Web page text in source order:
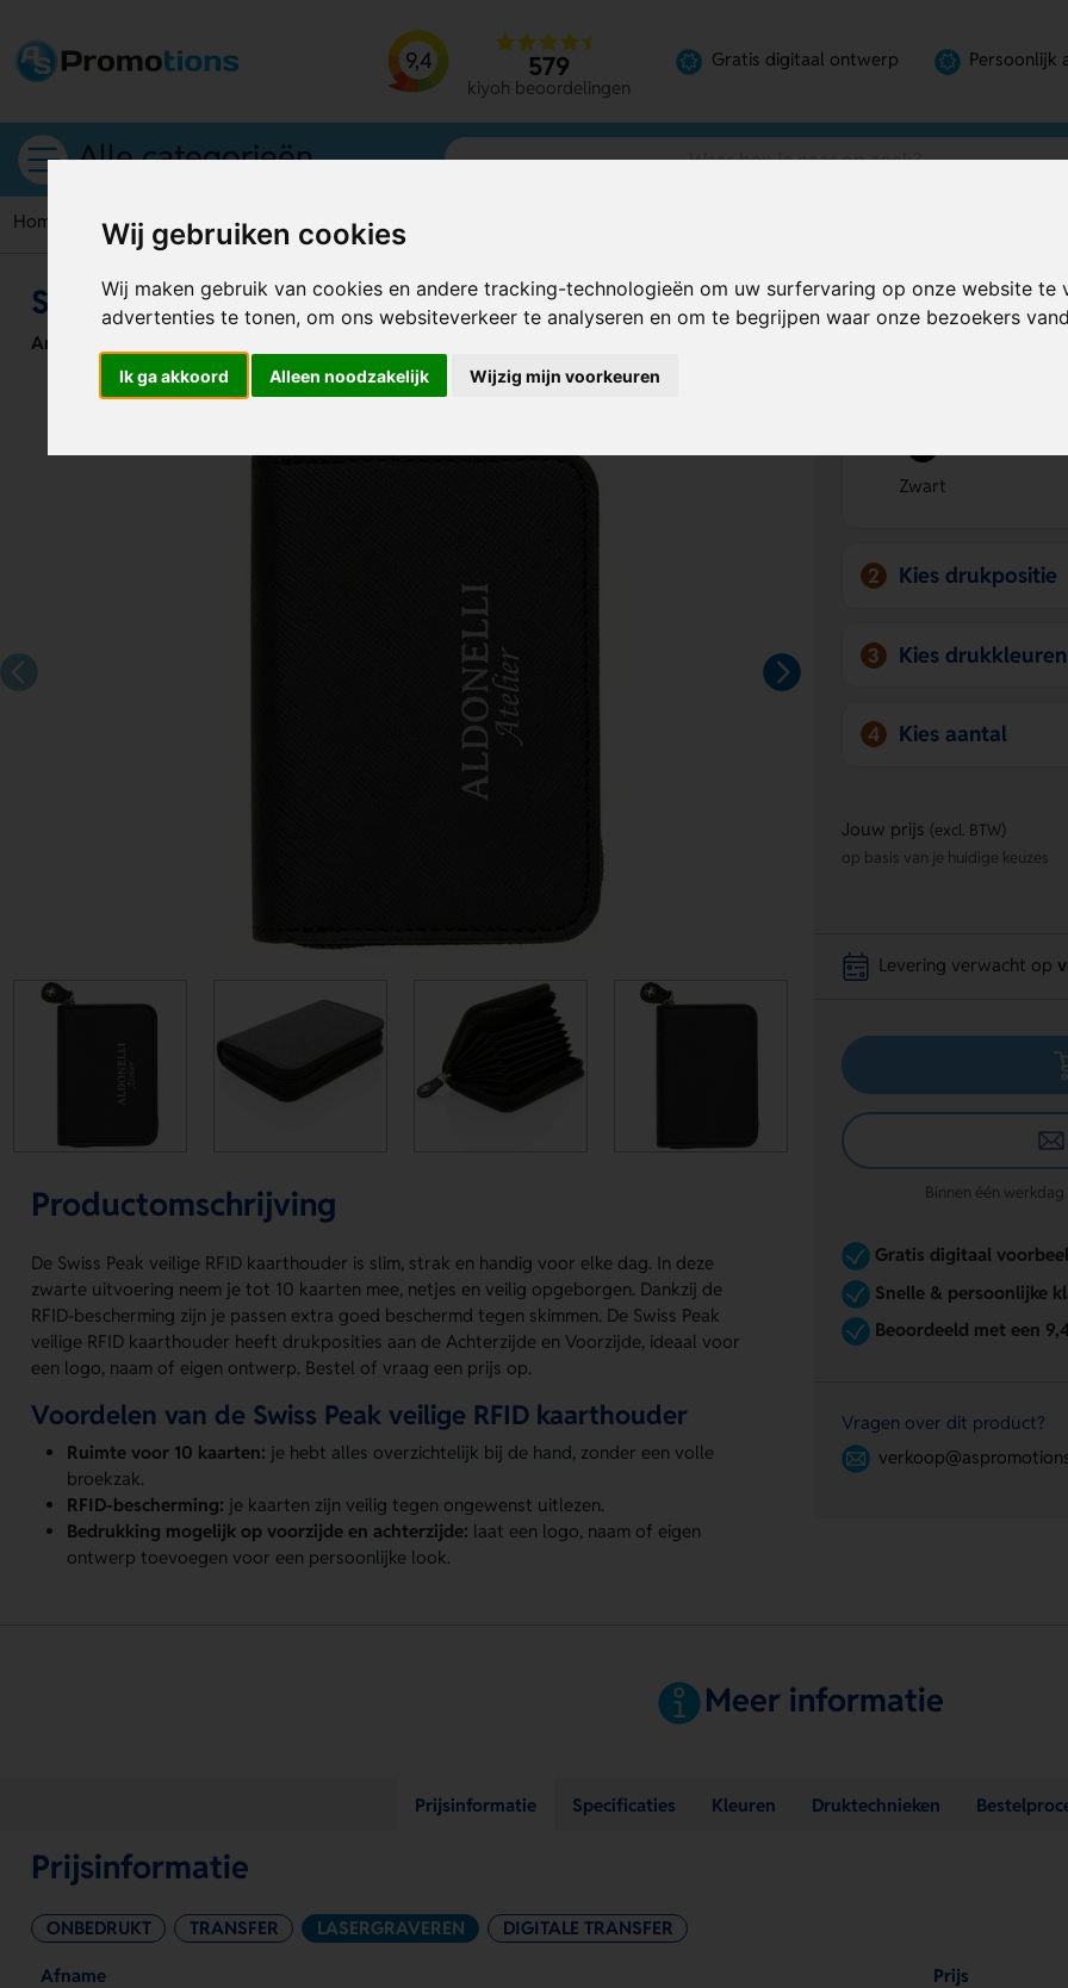
Wij gebruiken cookies
Wij maken gebruik van cookies en andere tracking-technologieën om uw surfervaring op onze website te
advertenties te tonen, om ons websiteverkeer te analyseren en om te begrijpen waar onze bezoekers
Ik ga akkoord Alleen noodzakelijk Wijzig mijn voorkeuren
9,4 579
kiyoh beoordelingen
Gratis digitaal ontwerp Persoonlijk
Alle categorieën
Home Pasjeshouders Swiss Peak veilige RFID kaarthouder
Swiss Peak veilige RFID kaarthouder
Artikelnummer:
Productomschrijving
De Swiss Peak veilige RFID kaarthouder is slim, strak en handig voor elke dag. In deze
zwarte uitvoering neem je tot 10 kaarten mee, netjes en veilig opgeborgen. Dankzij de
RFID-bescherming zijn je passen extra goed beschermd tegen skimmen. De Swiss Peak
veilige RFID kaarthouder heeft drukposities aan de Achterzijde en Voorzijde, ideaal voor
een logo, naam of eigen ontwerp. Bestel of vraag een prijs op.
Voordelen van de Swiss Peak veilige RFID kaarthouder
Ruimte voor 10 kaarten: je hebt alles overzichtelijk bij de hand, zonder een volle
broekzak.
RFID-bescherming: je kaarten zijn veilig tegen ongewenst uitlezen.
Bedrukking mogelijk op voorzijde en achterzijde: laat een logo, naam of eigen
ontwerp toevoegen voor een persoonlijke look.
Bereken mijn
Zwart
2 Kies drukpositie
3 Kies drukkleuren
4 Kies aantal
Jouw prijs (excl. BTW)
op basis van je huidige keuzes
Levering verwacht op
Binnen één
Gratis digitaal
Snelle & persoonlijke
Beoordeeld met een
Vragen over dit product?
Meer informatie
Prijsinformatie Specificaties Kleuren Druktechnieken
Prijsinformatie
ONBEDRUKT TRANSFER LASERGRAVEREN DIGITALE TRANSFER
Afname
Prijs